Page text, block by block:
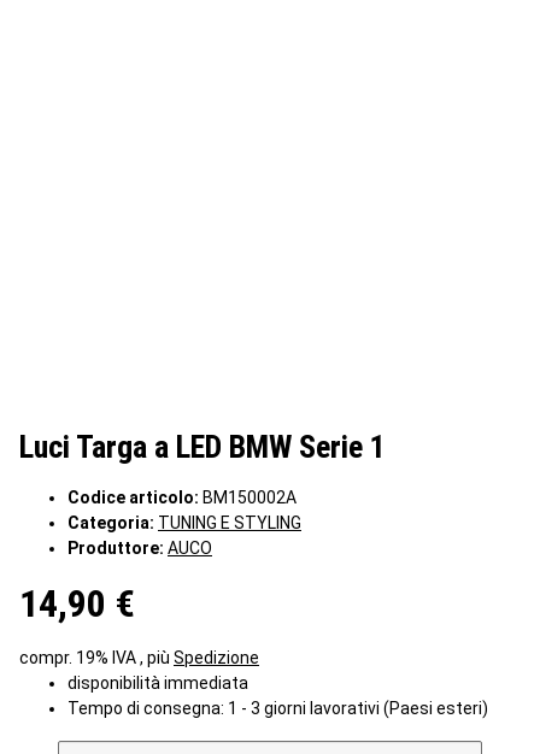
Luci Targa a LED BMW Serie 1
Codice articolo: BM150002A
Categoria: TUNING E STYLING
Produttore: AUCO
14,90 €
compr. 19% IVA , più Spedizione
disponibilità immediata
Tempo di consegna: 1 - 3 giorni lavorativi (Paesi esteri)